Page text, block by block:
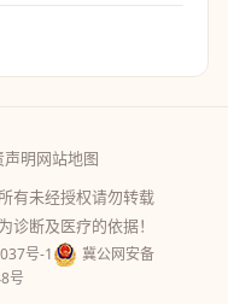
声明网站地图
有未经授权请勿转载
诊断及医疗的依据！
号-1
冀公网安备
号